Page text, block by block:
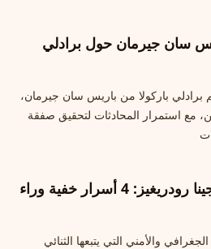
سان جيرمان حول برادلي
باركولا من باريس سان جيرمان،
مع استمرار المحادثات لتحقيق صفقة
كريستيانو رونالدو وجورجينا رودريغيز: 4 أسرار خفية وراء
والأمني التي يتبعها الثنائي